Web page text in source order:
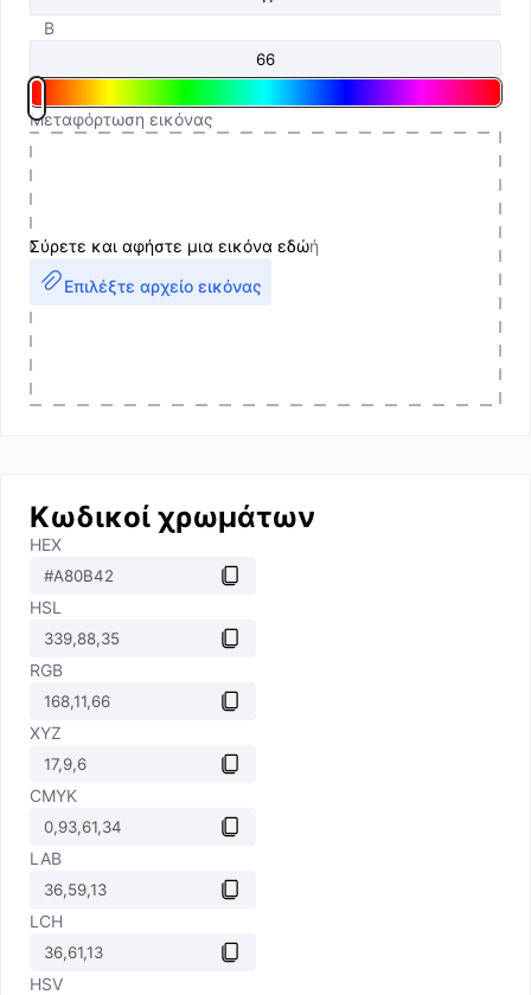
B
Μεταφόρτωση εικόνας
Σύρετε και αφήστε μια εικόνα εδώή
Επιλέξτε αρχείο εικόνας
Κωδικοί χρωμάτων
HEX
HSL
RGB
XYZ
CMYK
LAB
LCH
HSV